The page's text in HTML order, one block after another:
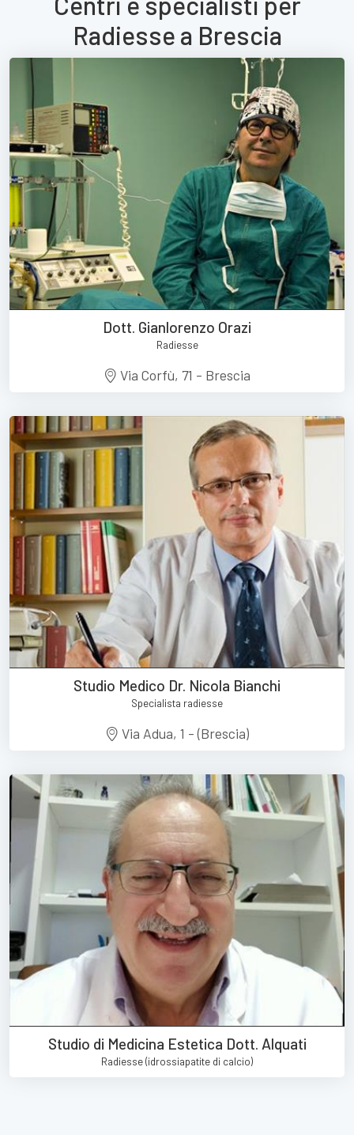
Radiesse a Brescia
Dott. Gianlorenzo Orazi
Radiesse
Via Corfù, 71 - Brescia
Studio Medico Dr. Nicola Bianchi
Specialista radiesse
Via Adua, 1 - (Brescia)
Studio di Medicina Estetica Dott. Alquati
Radiesse (idrossiapatite di calcio)